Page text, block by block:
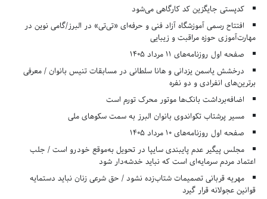
کدپستی جایگزین کد کارگاهی می‌شود
افتتاح رسمی آموزشگاه آزاد فنی و حرفه‌ای «تی‌تی» در البرز/گامی نوین در
مهارت‌آموزی حوزه مراقبت و زیبایی
صفحه اول روزنامه‌های 11 مرداد 1405
درخشش یاسمن یزدانی و هانا سلطانی در مسابقات تنیس بانوان / معرفی
برترین‌های انفرادی و دو نفره
اضافه‌برداشت بانک‌ها موتور محرک تورم است
مسیر پرشتاب تکواندوی بانوان البرز به سمت سکوهای ملی
صفحه اول روزنامه‌های 10 مرداد 1405
مجلس پیگیر عدم پایبندی سایپا در تحویل به‌موقع خودرو است / جلب
اعتماد مردم سرمایه‌ای است که نباید خدشه‌دار شود
مهریه قربانی تصمیمات شتاب‌زده نشود / حق شرعی زنان نباید دستمایه
قوانین عجولانه قرار گیرد